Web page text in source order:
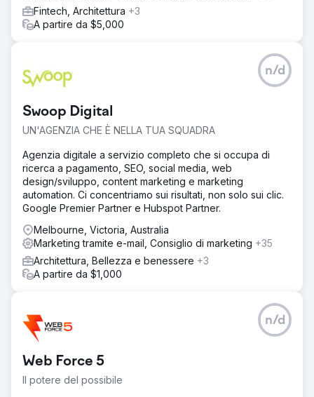
Vai alla pagina agenzia
Fintech, Architettura +3
A partire da $5,000
Swoop Digital
UN'AGENZIA CHE È NELLA TUA SQUADRA
n/d
Agenzia digitale a servizio completo che si occupa di
ricerca a pagamento, SEO, social media, web
design/sviluppo, content marketing e marketing
automation. Ci concentriamo sui risultati, non solo sui clic.
Google Premier Partner e Hubspot Partner.
Melbourne, Victoria, Australia
Marketing tramite e-mail, Consiglio di marketing +35
Architettura, Bellezza e benessere +3
A partire da $1,000
Web Force 5
Il potere del possibile
n/d